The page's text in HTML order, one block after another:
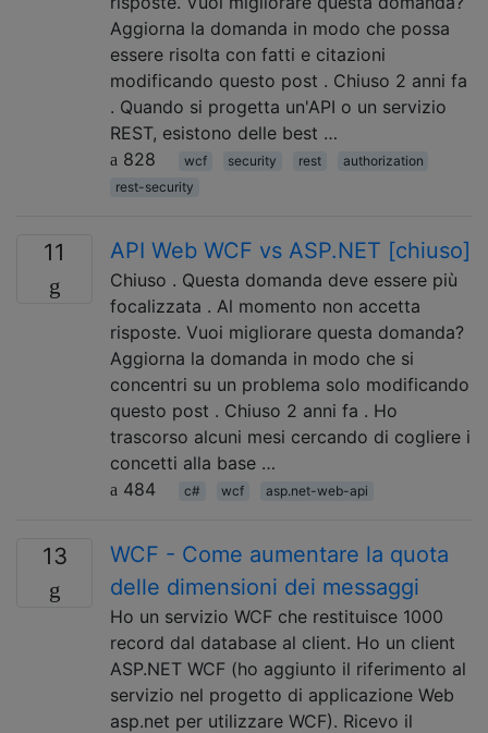
Aggiorna la domanda in modo che possa
essere risolta con fatti e citazioni
modificando questo post . Chiuso 2 anni fa
. Quando si progetta un'API o un servizio
REST, esistono delle best …
828
wcf security rest
authorization
rest-security
11 API Web WCF vs ASP.NET [chiuso]
Chiuso . Questa domanda deve essere più
focalizzata . Al momento non accetta
risposte. Vuoi migliorare questa domanda?
Aggiorna la domanda in modo che si
concentri su un problema solo modificando
questo post . Chiuso 2 anni fa . Ho
trascorso alcuni mesi cercando di cogliere i
concetti alla base …
484
c# wcf asp.net-web-api
13
WCF - Come aumentare la quota
delle dimensioni dei messaggi
Ho un servizio WCF che restituisce 1000
record dal database al client. Ho un client
ASP.NET WCF (ho aggiunto il riferimento al
servizio nel progetto di applicazione Web
asp.net per utilizzare WCF). Ricevo il